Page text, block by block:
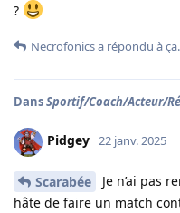
?
Necrofonicsa répondu à ça.
DansSportif/Coach/Acteur/
Pidgey 22 janv. 2025
Scarabée Je n’ai pas
hâte de faire un match